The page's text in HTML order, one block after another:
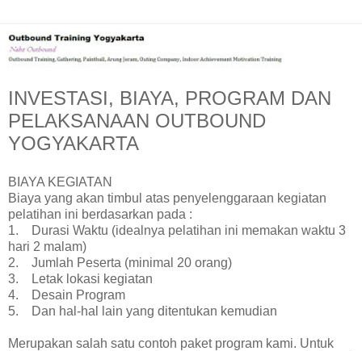
INVESTASI, BIAYA, PROGRAM DAN
PELAKSANAAN OUTBOUND
YOGYAKARTA
BIAYA KEGIATAN
Biaya yang akan timbul atas penyelenggaraan kegiatan
pelatihan ini berdasarkan pada :
1. Durasi Waktu (idealnya pelatihan ini memakan waktu 3
hari 2 malam)
2. Jumlah Peserta (minimal 20 orang)
3. Letak lokasi kegiatan
4. Desain Program
5. Dan hal-hal lain yang ditentukan kemudian
Merupakan salah satu contoh paket program kami. Untuk